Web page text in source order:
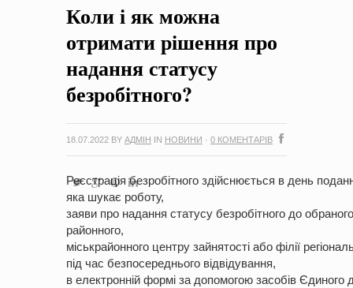
на період 2018 – 2020 роки Оголошення про збір ідей
Коли і як можна
отримати рішення про
надання статусу
безробітного?
18.07.2022 BY АДМІН IN НОВИНИ · 0 КОМЕНТАРІВ
Реєстрація безробітного здійснюється в день
яка шукає роботу,
заяви про надання статусу безробітного до
районного,
міськрайонного центру зайнятості або філії
під час безпосереднього відвідування,
в електронній формі за допомогою засобів Єдиного